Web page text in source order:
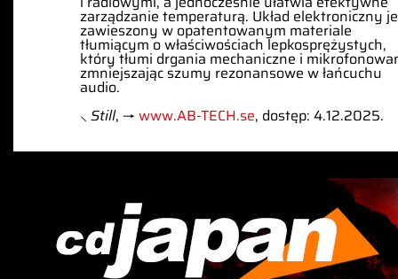
zarządzanie temperaturą. Układ elektroniczny
zawieszony w opatentowanym materiale
tłumiącym o właściwościach lepkosprężystych,
który tłumi drgania mechaniczne i
zmniejszając szumy rezonansowe w łańcuchu
audio.
⸜ Still, → www.AB-TECH.se, dostęp: 4.12.2025.